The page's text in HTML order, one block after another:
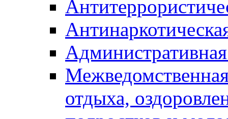
отдыха,